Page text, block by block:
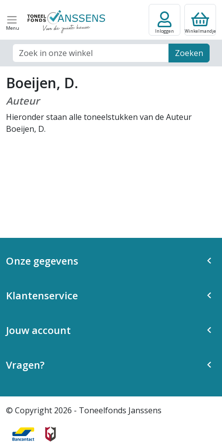
Menu
Zoek veld Zoeken
Inloggen Winkelmandje
Boeijen, D.
Auteur
Hieronder staan alle toneelstukken van de Auteur
Boeijen, D.
Onze gegevens
Klantenservice
Jouw account
Vragen?
© Copyright 2026 - Toneelfonds Janssens